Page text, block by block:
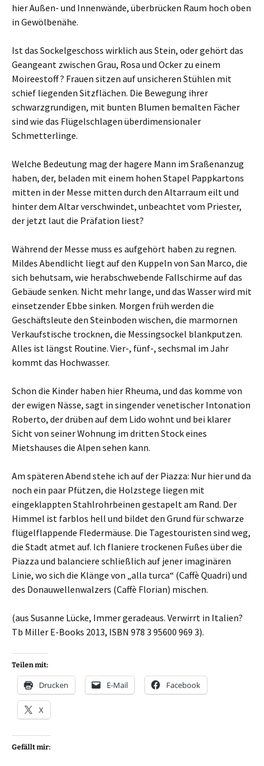
hier Außen- und Innenwände, überbrücken Raum hoch oben
in Gewölbenähe.
Ist das Sockelgeschoss wirklich aus Stein, oder gehört das
Geangeant zwischen Grau, Rosa und Ocker zu einem
Moireestoff ? Frauen sitzen auf unsicheren Stühlen mit
schief liegenden Sitzflächen. Die Bewegung ihrer
schwarzgrundigen, mit bunten Blumen bemalten Fächer
sind wie das Flügelschlagen überdimensionaler
Schmetterlinge.
Welche Bedeutung mag der hagere Mann im Sraßenanzug
haben, der, beladen mit einem hohen Stapel Pappkartons
mitten in der Messe mitten durch den Altarraum eilt und
hinter dem Altar verschwindet, unbeachtet vom Priester,
der jetzt laut die Präfation liest?
Während der Messe muss es aufgehört haben zu regnen.
Mildes Abendlicht liegt auf den Kuppeln von San Marco, die
sich behutsam, wie herabschwebende Fallschirme auf das
Gebäude senken. Nicht mehr lange, und das Wasser wird mit
einsetzender Ebbe sinken. Morgen früh werden die
Geschäftsleute den Steinboden wischen, die marmornen
Verkaufstische trocknen, die Messingsockel blankputzen.
Alles ist längst Routine. Vier-, fünf-, sechsmal im Jahr
kommt das Hochwasser.
Schon die Kinder haben hier Rheuma, und das komme von
der ewigen Nässe, sagt in singender venetischer Intonation
Roberto, der drüben auf dem Lido wohnt und bei klarer
Sicht von seiner Wohnung im dritten Stock eines
Mietshauses die Alpen sehen kann.
Am späteren Abend stehe ich auf der Piazza: Nur hier und da
noch ein paar Pfützen, die Holzstege liegen mit
eingeklappten Stahlrohrbeinen gestapelt am Rand. Der
Himmel ist farblos hell und bildet den Grund für schwarze
flügelflappende Fledermäuse. Die Tagestouristen sind weg,
die Stadt atmet auf. Ich flaniere trockenen Fußes über die
Piazza und balanciere schließlich auf jener imaginären
Linie, wo sich die Klänge von „alla turca“ (Caffè Quadri) und
des Donauwellenwalzers (Caffè Florian) mischen.
(aus Susanne Lücke, Immer geradeaus. Verwirrt in Italien?
Tb Miller E-Books 2013, ISBN 978 3 95600 969 3).
Teilen mit:
Drucken E-Mail Facebook
X
Gefällt mir: